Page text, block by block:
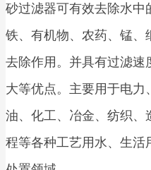
砂过滤器可有效去除水中
铁、有机物、农药、锰、
去除作用。并具有过滤
大等优点。主要用于电
油、化工、冶金、纺织、
程等各种工艺用水、生活